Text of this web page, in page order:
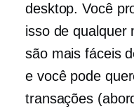
desktop. Você
isso de qualquer
são mais fáceis
e você pode
transações